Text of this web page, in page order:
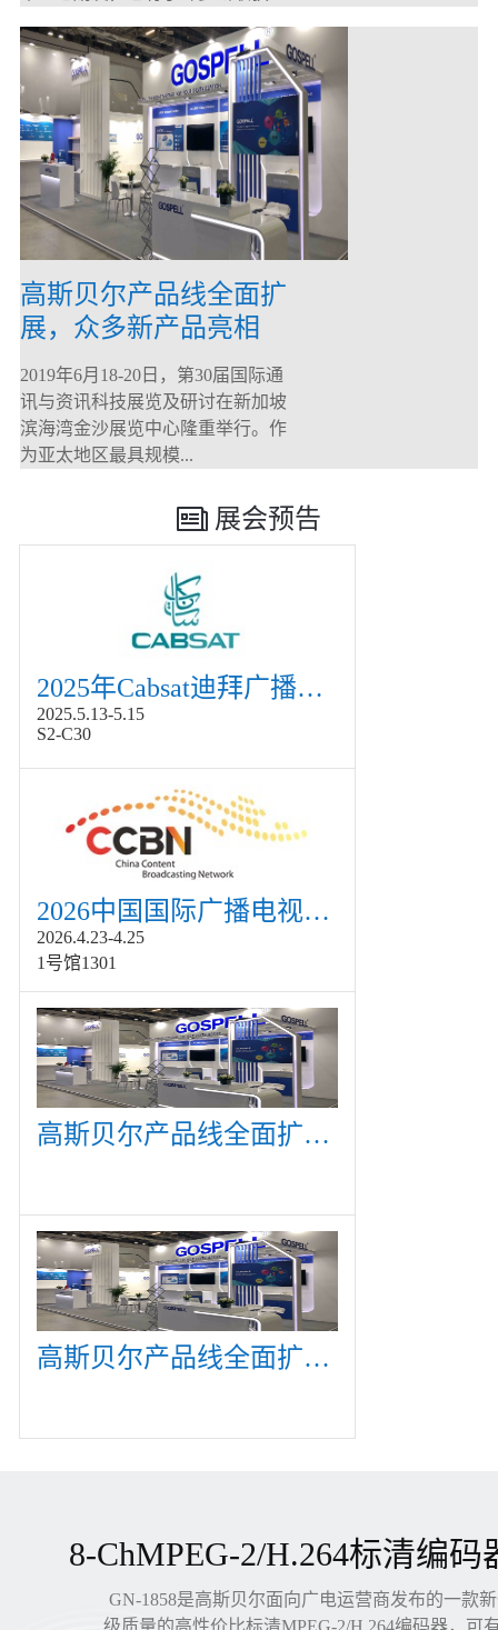
高斯贝尔产品线全面扩
展，众多新产品亮相
CommunicAsia 2019
2019年6月18-20日，第30届国际通
讯与资讯科技展览及研讨在新加坡
滨海湾金沙展览中心隆重举行。作
为亚太地区最具规模...
展会预告
2025年Cabsat迪拜广播电视展
2025.5.13-5.15
S2-C30
2026中国国际广播电视信息网络展览会展
2026.4.23-4.25
1号馆1301
高斯贝尔产品线全面扩展，众多新产品亮相CommunicAsia 2019
高斯贝尔产品线全面扩展，众多新产品亮相CommunicAsia 2019
8-ChMPEG-2/H.264标清编码
GN-1858是高斯贝尔面向广电运营商发布的一款
级质量的高性价比标清MPEG-2/H.264编码器，可